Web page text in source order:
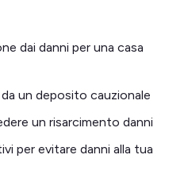
dai danni per una casa
un deposito cauzionale
un risarcimento danni
per evitare danni alla tua